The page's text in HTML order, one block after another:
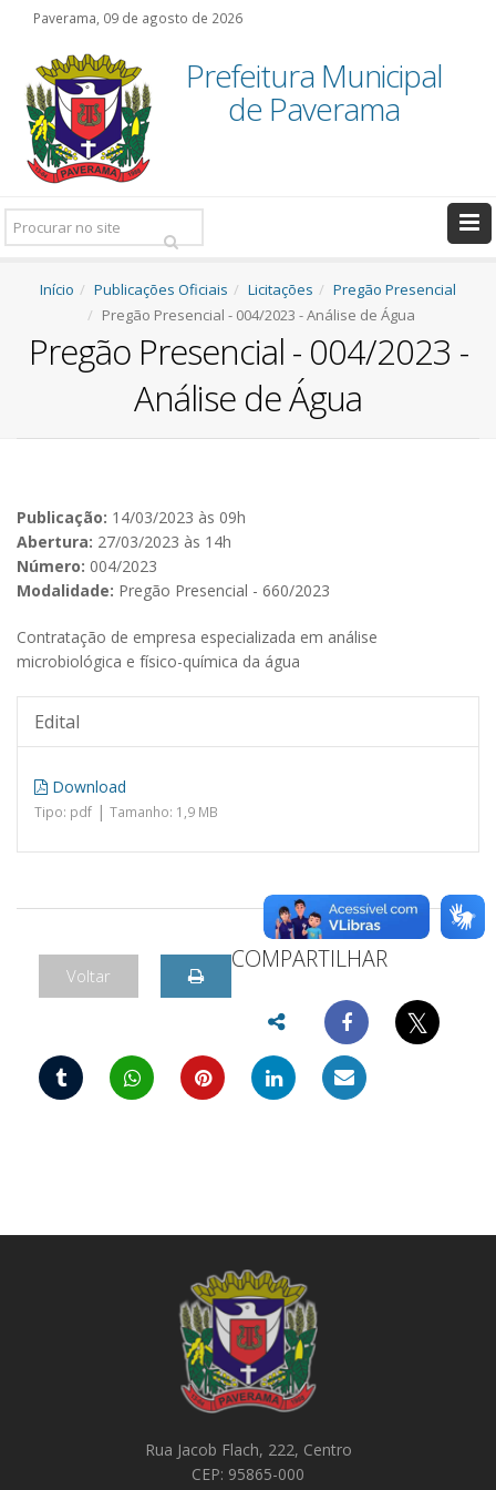
Paverama, 09 de agosto de 2026
Prefeitura Municipal
de Paverama
Pesquisar:
Início Publicações Oficiais Licitações
Pregão Presencial
Pregão Presencial - 004/2023 - Análise de Água
Pregão Presencial - 004/2023 -
Análise de Água
Publicação: 14/03/2023 às 09h
Abertura: 27/03/2023 às 14h
Número: 004/2023
Modalidade: Pregão Presencial - 660/2023
Contratação de empresa especializada em análise
microbiológica e físico-química da água
Edital
Download
Tipo: pdf | Tamanho: 1,9 MB
Voltar
COMPARTILHAR
𝕏
Rua Jacob Flach, 222, Centro
CEP: 95865-000